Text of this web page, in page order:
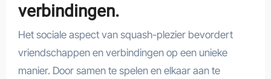
verbindingen.
Het sociale aspect van squash-plezier bevordert
vriendschappen en verbindingen op een unieke
manier. Door samen te spelen en elkaar aan te